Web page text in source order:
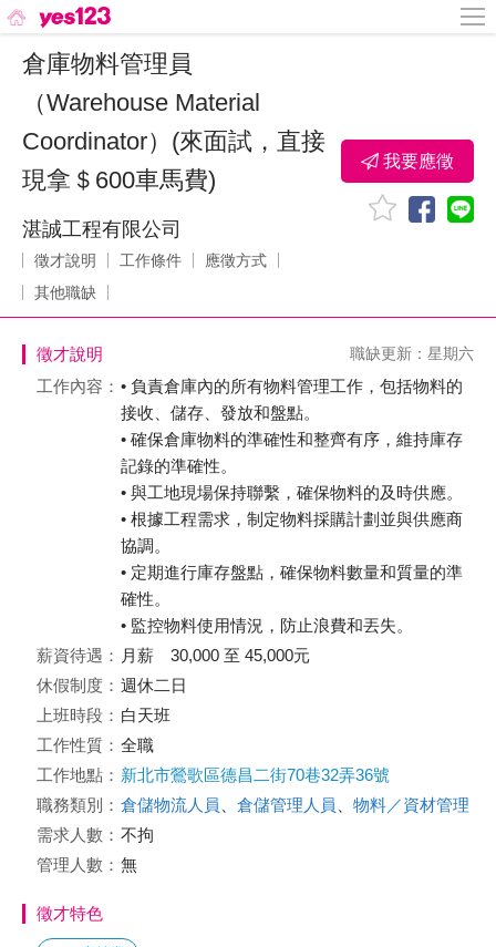
倉庫物料管理員
（Warehouse Material
Coordinator）(來面試，直接
現拿＄600車馬費)
湛誠工程有限公司
徵才說明 工作條件
應徵方式
其他職缺
我要應徵
徵才說明 職缺更新：星期六
工作內容： • 負責倉庫內的所有物料管理工作，包括物料的
接收、儲存、發放和盤點。
• 確保倉庫物料的準確性和整齊有序，維持庫存
記錄的準確性。
• 與工地現場保持聯繫，確保物料的及時供應。
• 根據工程需求，制定物料採購計劃並與供應商
協調。
• 定期進行庫存盤點，確保物料數量和質量的準
確性。
• 監控物料使用情況，防止浪費和丟失。
薪資待遇： 月薪 30,000 至 45,000元
休假制度： 週休二日
上班時段： 白天班
工作性質： 全職
工作地點： 新北市鶯歌區德昌二街70巷32弄36號
職務類別： 倉儲物流人員 倉儲管理人員
物料／資材管理
需求人數： 不拘
管理人數： 無
徵才特色